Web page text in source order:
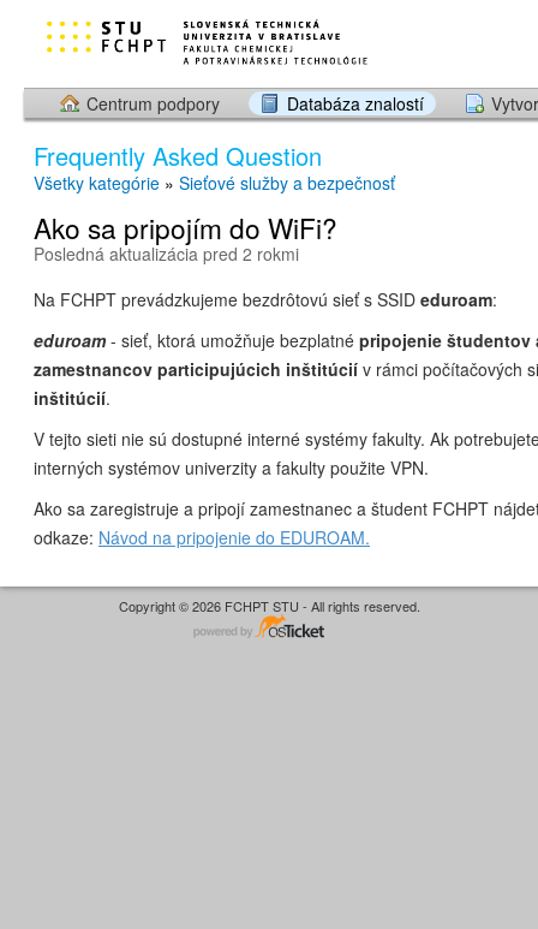
Centrum podpory Databáza znalostí
Frequently Asked Question
Všetky kategórie » Sieťové služby a bezpečnosť
Ako sa pripojím do WiFi?
Posledná aktualizácia pred 2 rokmi
Na FCHPT prevádzkujeme bezdrôtovú sieť s SSID eduroam:
eduroam- sieť, ktorá umožňuje bezplatné pripojenie študentov
zamestnancov participujúcich inštitúcií v rámci počítačových
inštitúcií.
V tejto sieti nie sú dostupné interné systémy fakulty. Ak
interných systémov univerzity a fakulty použite VPN.
Ako sa zaregistruje a pripojí zamestnanec a študent FCHPT
odkaze: Návod na pripojenie do EDUROAM.
Copyright © 2026 FCHPT STU - All rights reserved.